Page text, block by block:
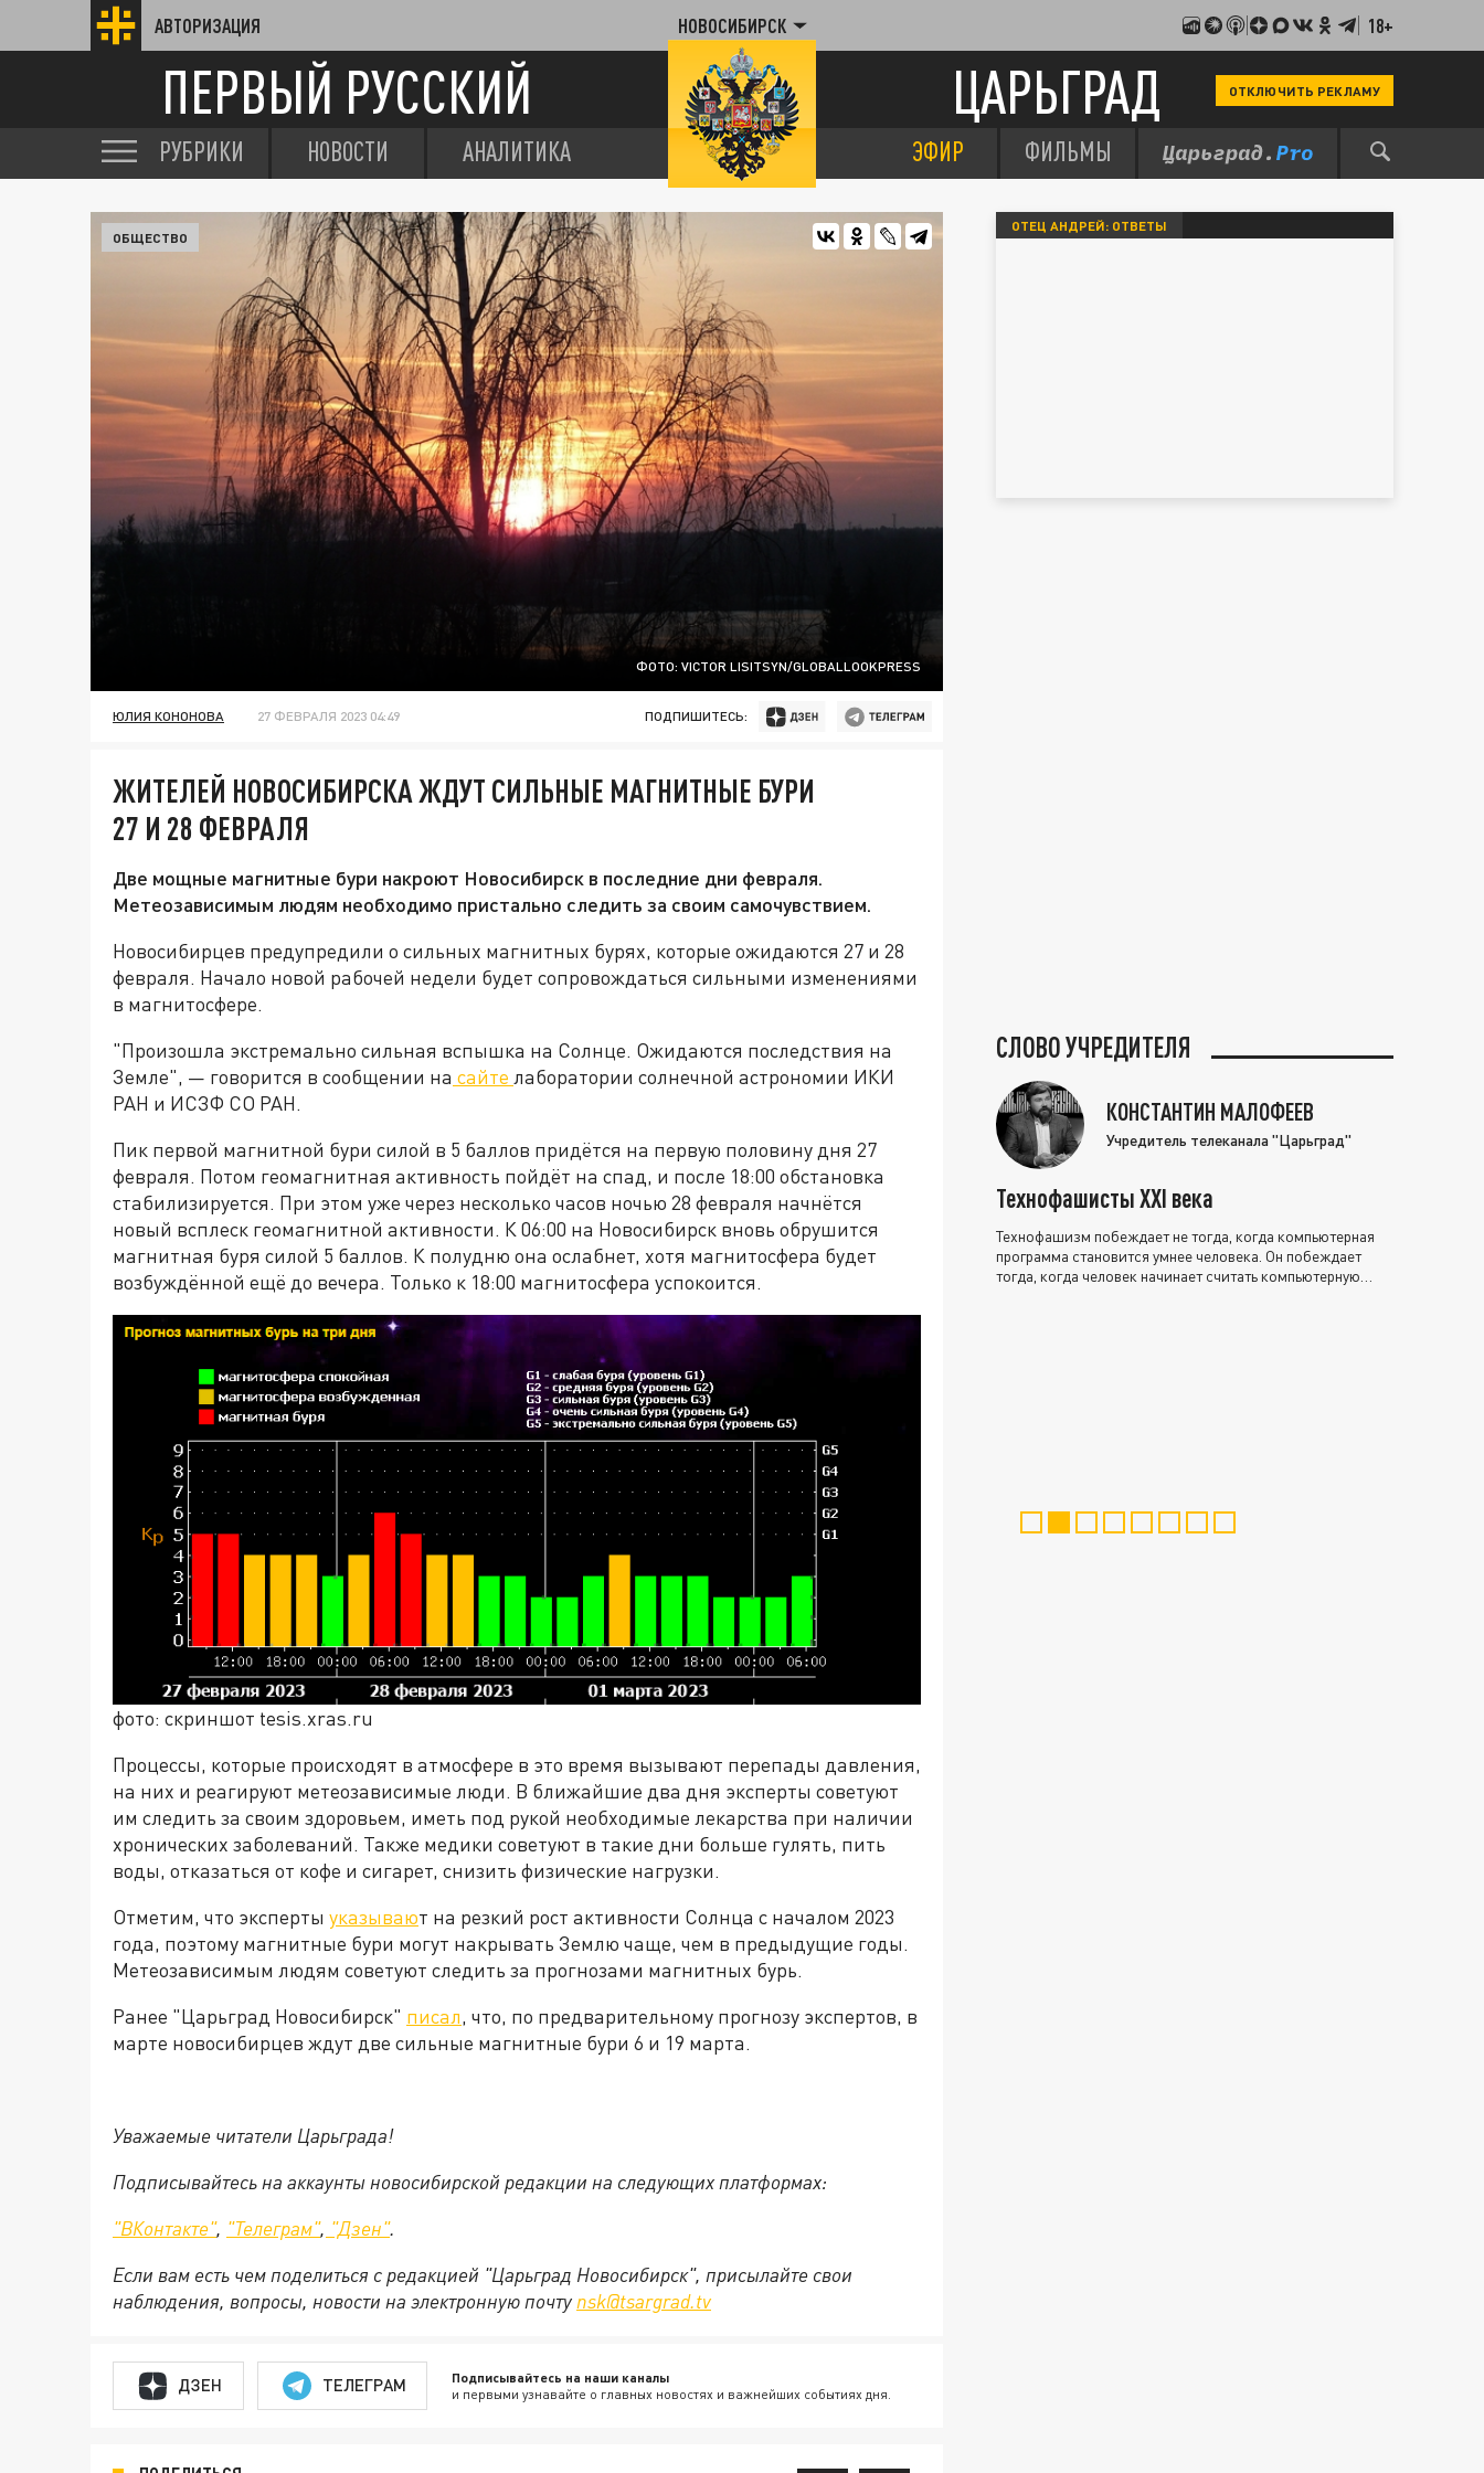
АВТОРИЗАЦИЯ НОВОСИБИРСК 18+
ПЕРВЫЙ РУССКИЙ ЦАРЬГРАД ОТКЛЮЧИТЬ РЕКЛАМУ
РУБРИКИ НОВОСТИ АНАЛИТИКА ЭФИР ФИЛЬМЫ
ФОТО: VICTOR LISITSYN/GLOBALLOOKPRESS
ОБЩЕСТВО
ЮЛИЯ КОНОНОВА 27 ФЕВРАЛЯ 2023 04:49 ПОДПИШИТЕСЬ:
ЖИТЕЛЕЙ НОВОСИБИРСКА ЖДУТ СИЛЬНЫЕ МАГНИТНЫЕ БУРИ
27 И 28 ФЕВРАЛЯ
Две мощные магнитные бури накроют Новосибирск в последние дни февраля.
Метеозависимым людям необходимо пристально следить за своим самочувствием.
Новосибирцев предупредили о сильных магнитных бурях, которые ожидаются 27 и 28
февраля. Начало новой рабочей недели будет сопровождаться сильными изменениями
в магнитосфере.
"Произошла экстремально сильная вспышка на Солнце. Ожидаются последствия на
Земле", — говорится в сообщении на сайте лаборатории солнечной астрономии ИКИ
РАН и ИСЗФ СО РАН.
Пик первой магнитной бури силой в 5 баллов придётся на первую половину дня 27
февраля. Потом геомагнитная активность пойдёт на спад, и после 18:00 обстановка
стабилизируется. При этом уже через несколько часов ночью 28 февраля начнётся
новый всплеск геомагнитной активности. К 06:00 на Новосибирск вновь обрушится
магнитная буря силой 5 баллов. К полудню она ослабнет, хотя магнитосфера будет
возбуждённой ещё до вечера. Только к 18:00 магнитосфера успокоится.
фото: скриншот tesis.xras.ru
Процессы, которые происходят в атмосфере в это время вызывают перепады давления,
на них и реагируют метеозависимые люди. В ближайшие два дня эксперты советуют
им следить за своим здоровьем, иметь под рукой необходимые лекарства при наличии
хронических заболеваний. Также медики советуют в такие дни больше гулять, пить
воды, отказаться от кофе и сигарет, снизить физические нагрузки.
Отметим, что эксперты указывают на резкий рост активности Солнца с началом 2023
года, поэтому магнитные бури могут накрывать Землю чаще, чем в предыдущие годы.
Метеозависимым людям советуют следить за прогнозами магнитных бурь.
Ранее "Царьград Новосибирск" писал, что, по предварительному прогнозу экспертов, в
марте новосибирцев ждут две сильные магнитные бури 6 и 19 марта.
Уважаемые читатели Царьграда!
Подписывайтесь на аккаунты новосибирской редакции на следующих платформах:
"ВКонтакте", "Телеграм", "Дзен".
Если вам есть чем поделиться с редакцией "Царьград Новосибирск", присылайте свои
наблюдения, вопросы, новости на электронную почту nsk@tsargrad.tv
ДЗЕН ТЕЛЕГРАМ Подписывайтесь на наши каналы
и первыми узнавайте о главных новостях и важнейших событиях дня.
ОТЕЦ АНДРЕЙ: ОТВЕТЫ
СЛОВО УЧРЕДИТЕЛЯ
КОНСТАНТИН МАЛОФЕЕВ
Учредитель телеканала "Царьград"
Технофашисты XXI века
Технофашизм побеждает не тогда, когда компьютерная
программа становится умнее человека. Он побеждает
тогда, когда человек начинает считать компьютерную